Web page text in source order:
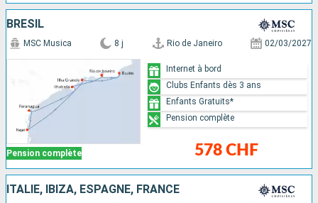
BRÉSIL
Pension complète
MSC Musica 8 j Rio de Janeiro 02/03/2027
578 CHF
Internet à bord
Clubs Enfants dès 3 ans
Enfants Gratuits*
Pension complète
ITALIE, IBIZA, ESPAGNE, FRANCE